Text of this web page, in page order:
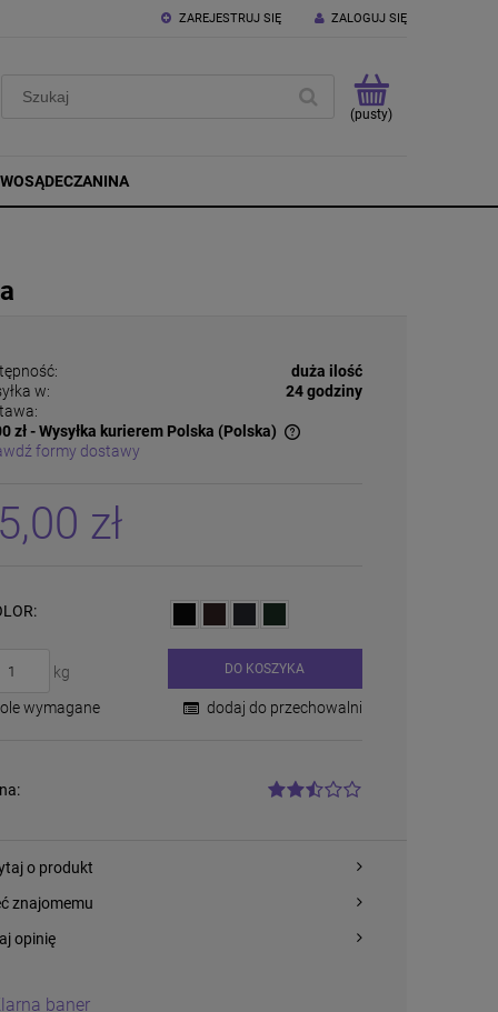
ZAREJESTRUJ SIĘ ZALOGUJ SIĘ
(pusty)
duża ilość
w:
24 godziny
zł - Wysyłka kurierem Polska (Polska)
formy dostawy
zł
kg DO KOSZYKA
dodaj do przechowalni
wymagane
o produkt
znajomemu
opinię